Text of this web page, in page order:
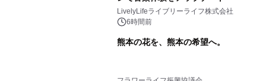
LivelyLifeライブリーライフ株式会社
6時間前
熊本の花を、熊本の希望へ。